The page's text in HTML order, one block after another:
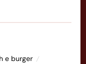
e burger